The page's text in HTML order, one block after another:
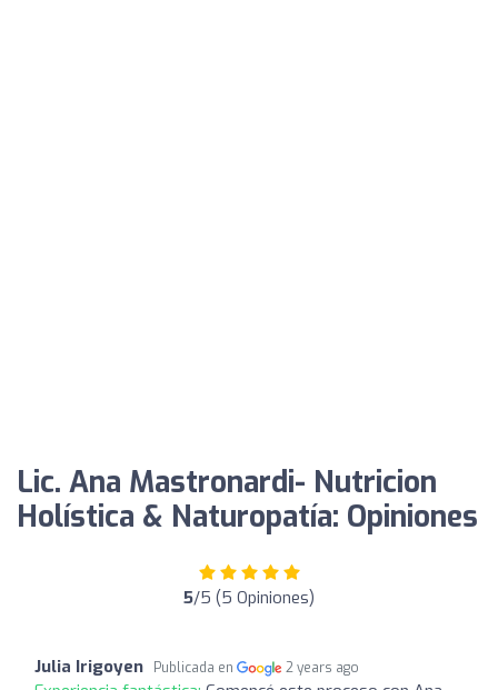
Lic. Ana Mastronardi- Nutricion
Holística & Naturopatía: Opiniones
5/5 (5 Opiniones)
Julia Irigoyen Publicada en 2 years ago